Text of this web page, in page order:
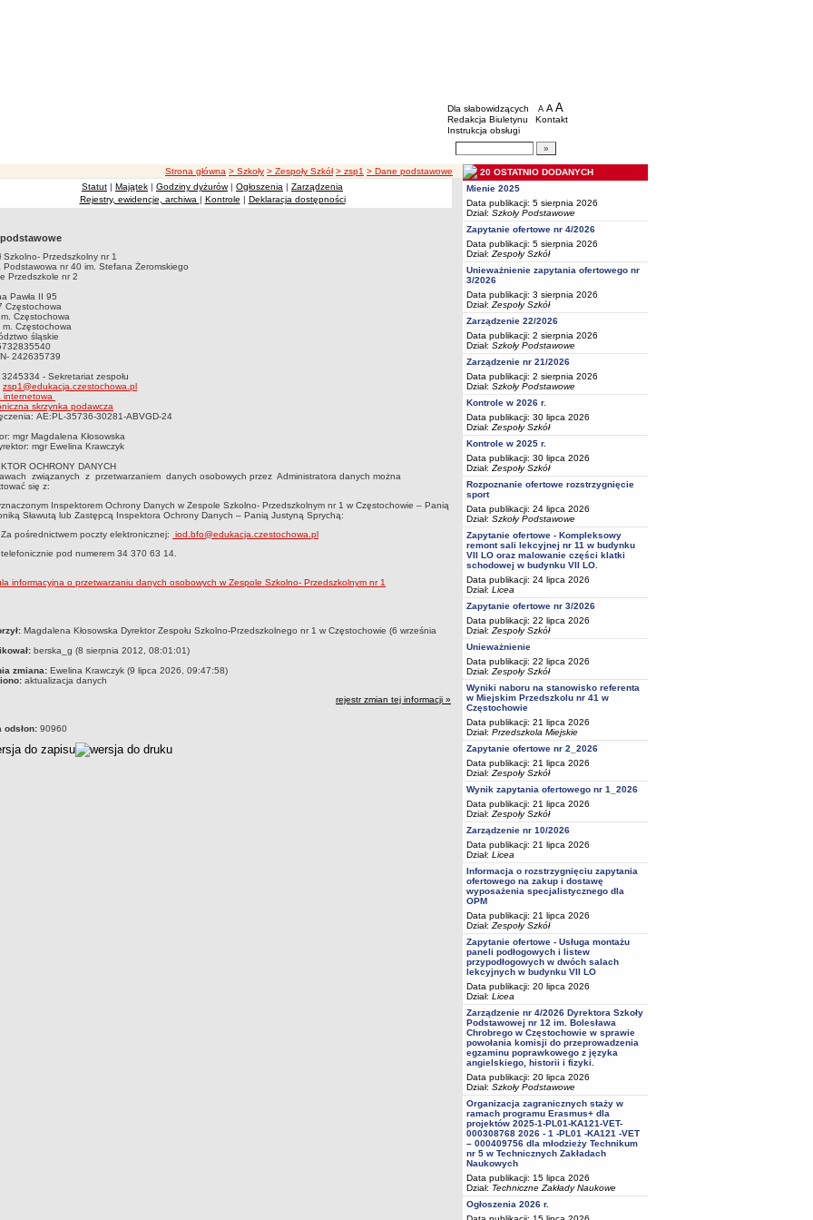
BIP - Oświata Częstochowa
Menu dodatkowe
Dla słabowidzących A pomniejsz czcionkę
A standardowy rozmiar czcionki
A
Redakcja Biuletynu
Kontakt
Instrukcja obsługi
Wyszukiwarka artykułów
ścieżka nawigacji
Strona główna > Szkoły > Zespoły Szkół > zsp1 > Dane podstawowe
Statut | Majątek | Godziny dyżurów| Ogłoszenia | Zarządzenia
Rejestry, ewidencje, archiwa | Kontrole | Deklaracja dostępności
Szkolno- Przedszkolny nr 1
Podstawowa nr 40 im. Stefana Żeromskiego
Przedszkole nr 2
Pawła II 95
Częstochowa
Częstochowa
m. Częstochowa
śląskie
242635739
- Sekretariat zespołu
zsp1@edukacja.czestochowa.pl
internetowa
skrzynka podawcza
AE:PL-35736-30281-ABVGD-24
mgr Magdalena Kłosowska
mgr Ewelina Krawczyk
OCHRONY DANYCH
związanych z przetwarzaniem danych osobowych przez Administratora danych można
się z:
Inspektorem Ochrony Danych w Zespole Szkolno- Przedszkolnym nr 1 w Częstochowie – Panią
Sławutą lub Zastępcą Inspektora Ochrony Danych – Panią Justyną Sprychą:
pośrednictwem poczty elektronicznej:
iod.bfo@edukacja.czestochowa.pl
pod numerem 34 370 63 14.
informacyjna o przetwarzaniu danych osobowych w Zespole Szkolno- Przedszkolnym nr 1
Magdalena Kłosowska Dyrektor Zespołu Szkolno-Przedszkolnego nr 1 w Częstochowie (6 września
berska_g (8 sierpnia 2012, 08:01:01)
zmiana: Ewelina Krawczyk (9 lipca 2026, 09:47:58)
aktualizacja danych
rejestr zmian tej informacji »
odsłon: 90960
20 OSTATNIO DODANYCH
Mienie 2025
Data publikacji: 5 sierpnia 2026
Dział: Szkoły Podstawowe
Zapytanie ofertowe nr 4/2026
Data publikacji: 5 sierpnia 2026
Dział: Zespoły Szkół
Unieważnienie zapytania ofertowego nr
3/2026
Data publikacji: 3 sierpnia 2026
Dział: Zespoły Szkół
Zarządzenie 22/2026
Data publikacji: 2 sierpnia 2026
Dział: Szkoły Podstawowe
Zarządzenie nr 21/2026
Data publikacji: 2 sierpnia 2026
Dział: Szkoły Podstawowe
Kontrole w 2026 r.
Data publikacji: 30 lipca 2026
Dział: Zespoły Szkół
Kontrole w 2025 r.
Data publikacji: 30 lipca 2026
Dział: Zespoły Szkół
Rozpoznanie ofertowe rozstrzygnięcie
sport
Data publikacji: 24 lipca 2026
Dział: Szkoły Podstawowe
Zapytanie ofertowe - Kompleksowy
remont sali lekcyjnej nr 11 w budynku
VII LO oraz malowanie części klatki
schodowej w budynku VII LO.
Data publikacji: 24 lipca 2026
Dział: Licea
Zapytanie ofertowe nr 3/2026
Data publikacji: 22 lipca 2026
Dział: Zespoły Szkół
Unieważnienie
Data publikacji: 22 lipca 2026
Dział: Zespoły Szkół
Wyniki naboru na stanowisko referenta
w Miejskim Przedszkolu nr 41 w
Częstochowie
Data publikacji: 21 lipca 2026
Dział: Przedszkola Miejskie
Zapytanie ofertowe nr 2_2026
Data publikacji: 21 lipca 2026
Dział: Zespoły Szkół
Wynik zapytania ofertowego nr 1_2026
Data publikacji: 21 lipca 2026
Dział: Zespoły Szkół
Zarządzenie nr 10/2026
Data publikacji: 21 lipca 2026
Dział: Licea
Informacja o rozstrzygnięciu zapytania
ofertowego na zakup i dostawę
wyposażenia specjalistycznego dla
OPM
Data publikacji: 21 lipca 2026
Dział: Zespoły Szkół
Zapytanie ofertowe - Usługa montażu
paneli podłogowych i listew
przypodłogowych w dwóch salach
lekcyjnych w budynku VII LO
Data publikacji: 20 lipca 2026
Dział: Licea
Zarządzenie nr 4/2026 Dyrektora Szkoły
Podstawowej nr 12 im. Bolesława
Chrobrego w Częstochowie w sprawie
powołania komisji do przeprowadzenia
egzaminu poprawkowego z języka
angielskiego, historii i fizyki.
Data publikacji: 20 lipca 2026
Dział: Szkoły Podstawowe
Organizacja zagranicznych staży w
ramach programu Erasmus+ dla
projektów 2025-1-PL01-KA121-VET-
000308768 2026 - 1 -PL01 -KA121 -VET
– 000409756 dla młodzieży Technikum
nr 5 w Technicznych Zakładach
Naukowych
Data publikacji: 15 lipca 2026
Dział: Techniczne Zakłady Naukowe
Ogłoszenia 2026 r.